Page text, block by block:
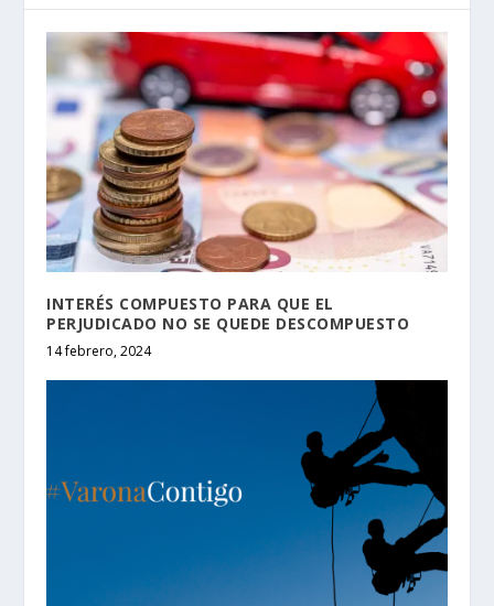
INTERÉS COMPUESTO PARA QUE EL
PERJUDICADO NO SE QUEDE DESCOMPUESTO
14 febrero, 2024